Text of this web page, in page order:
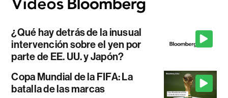
¿Qué hay detrás de la inusual
intervención sobre el yen por
parte de EE. UU. y Japón?
Copa Mundial de la FIFA: La
batalla de las marcas